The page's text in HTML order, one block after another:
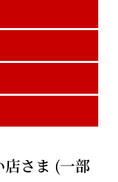
店さま (一部